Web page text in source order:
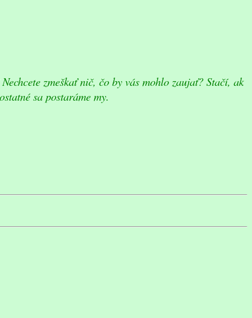
zmeškať nič, čo by vás mohlo zaujať? Stačí, ak
sa postaráme my.